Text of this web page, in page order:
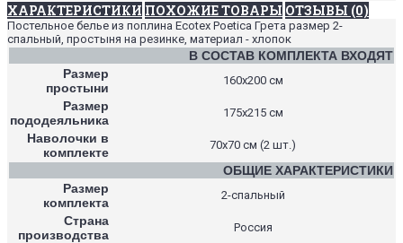
ХАРАКТЕРИСТИКИ ПОХОЖИЕ ТОВАРЫ ОТЗЫВЫ (0)
Постельное белье из поплина Ecotex Poetica Грета размер 2-
спальный, простыня на резинке, материал - хлопок
В СОСТАВ КОМПЛЕКТА ВХОДЯТ
Размер
простыни
160х200 см
Размер
пододеяльника
175х215 см
Наволочки в
комплекте
70х70 см (2 шт.)
ОБЩИЕ ХАРАКТЕРИСТИКИ
Размер
комплекта
2-спальный
Страна
производства
Россия